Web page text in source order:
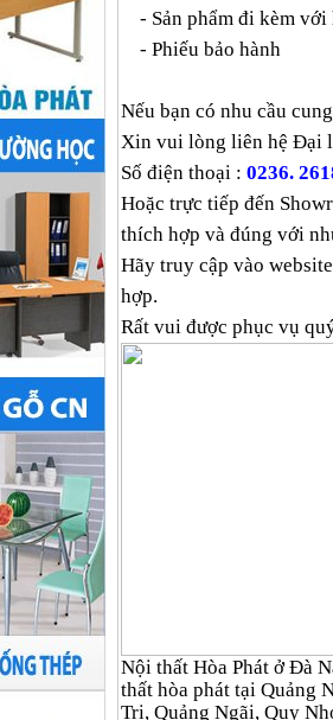
- Sản phẩm đi kèm với
- Phiếu bảo hành
Nếu bạn có nhu cầu
Xin vui lòng liên hệ Đại
Số điện thoại : 0236.
Hoặc trực tiếp đến
thích hợp và đúng với
Hãy truy cập vào website
hợp.
Rất vui được phục vụ
Nội thất Hòa Phát ở Đà
thất hòa phát tại Quảng
Trị, Quảng Ngãi, Quy